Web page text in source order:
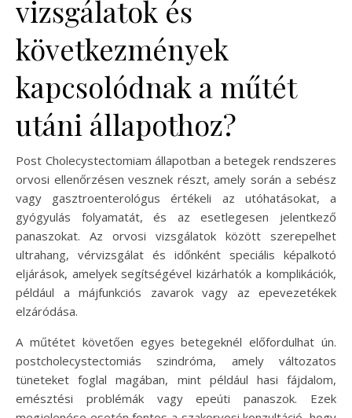
vizsgálatok és
következmények
kapcsolódnak a műtét
utáni állapothoz?
Post Cholecystectomiam állapotban a betegek rendszeres
orvosi ellenőrzésen vesznek részt, amely során a sebész
vagy gasztroenterológus értékeli az utóhatásokat, a
gyógyulás folyamatát, és az esetlegesen jelentkező
panaszokat. Az orvosi vizsgálatok között szerepelhet
ultrahang, vérvizsgálat és időnként speciális képalkotó
eljárások, amelyek segítségével kizárhatók a komplikációk,
például a májfunkciós zavarok vagy az epevezetékek
elzáródása.
A műtétet követően egyes betegeknél előfordulhat ún.
postcholecystectomiás szindróma, amely változatos
tüneteket foglal magában, mint például hasi fájdalom,
emésztési problémák vagy epeúti panaszok. Ezek